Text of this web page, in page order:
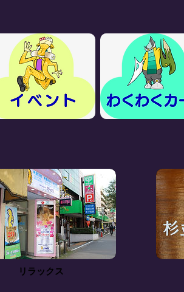
リラックス